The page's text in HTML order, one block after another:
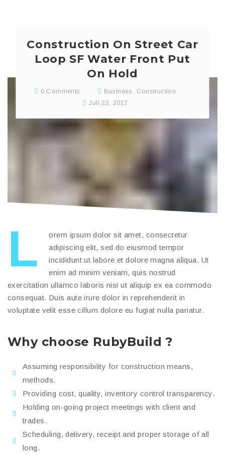
Construction On Street Car
Loop SF Water Front Put
On Hold
0 Comments Business , Construction
Juli 22, 2017
L
orem ipsum dolor sit amet, consectetur
adipiscing elit, sed do eiusmod tempor
incididunt ut labore et dolore magna aliqua. Ut
enim ad minim veniam, quis nostrud
exercitation ullamco laboris nisi ut aliquip ex ea commodo
consequat. Duis aute irure dolor in reprehenderit in
voluptate velit esse cillum dolore eu fugiat nulla pariatur.
Why choose RubyBuild ?
Assuming responsibility for construction means,
methods.
Providing cost, quality, inventory control transparency.
Holding on-going project meetings with client and
trades.
Scheduling, delivery, receipt and proper storage of all
long.